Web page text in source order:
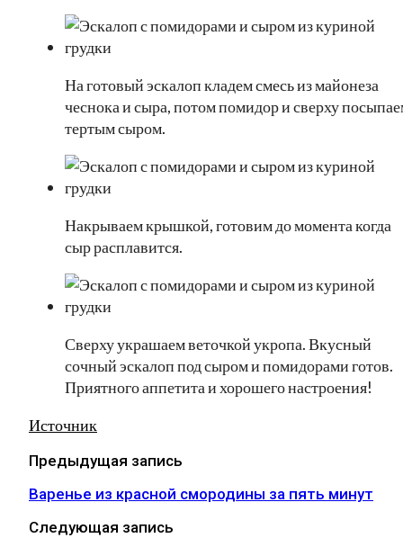
На готовый эскалоп кладем смесь из майонеза
чеснока и сыра, потом помидор и сверху
тертым сыром.
Накрываем крышкой, готовим до момента когда
сыр расплавится.
Сверху украшаем веточкой укропа. Вкусный
сочный эскалоп под сыром и помидорами готов.
Приятного аппетита и хорошего настроения!
Источник
Предыдущая запись
Варенье из красной смородины за пять минут
Следующая запись